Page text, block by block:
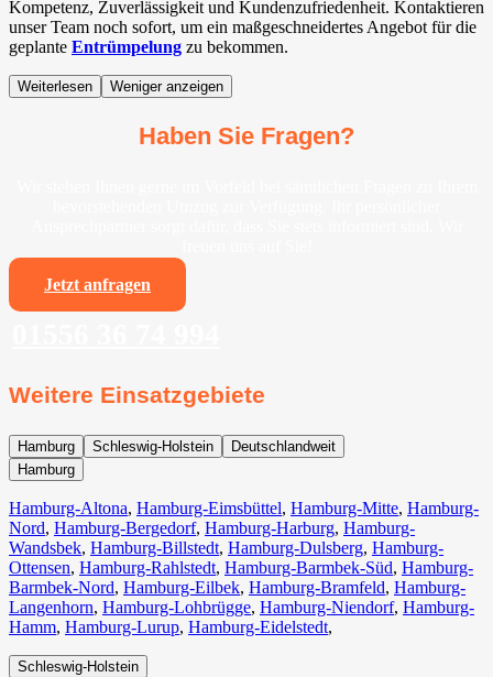
Kompetenz, Zuverlässigkeit und Kundenzufriedenheit. Kontaktieren
unser Team noch sofort, um ein maßgeschneidertes Angebot für die
geplante Entrümpelung zu bekommen.
Weiterlesen Weniger anzeigen
Haben Sie Fragen?
Jetzt anfragen
Weitere Einsatzgebiete
Hamburg Schleswig-Holstein
Deutschlandweit
Hamburg
Hamburg-Altona, Hamburg-Eimsbüttel, Hamburg-Mitte, Hamburg-
Nord, Hamburg-Bergedorf, Hamburg-Harburg, Hamburg-
Wandsbek, Hamburg-Billstedt, Hamburg-Dulsberg, Hamburg-
Ottensen, Hamburg-Rahlstedt, Hamburg-Barmbek-Süd, Hamburg-
Barmbek-Nord, Hamburg-Eilbek, Hamburg-Bramfeld, Hamburg-
Langenhorn, Hamburg-Lohbrügge, Hamburg-Niendorf, Hamburg-
Hamm, Hamburg-Lurup, Hamburg-Eidelstedt,
Schleswig-Holstein